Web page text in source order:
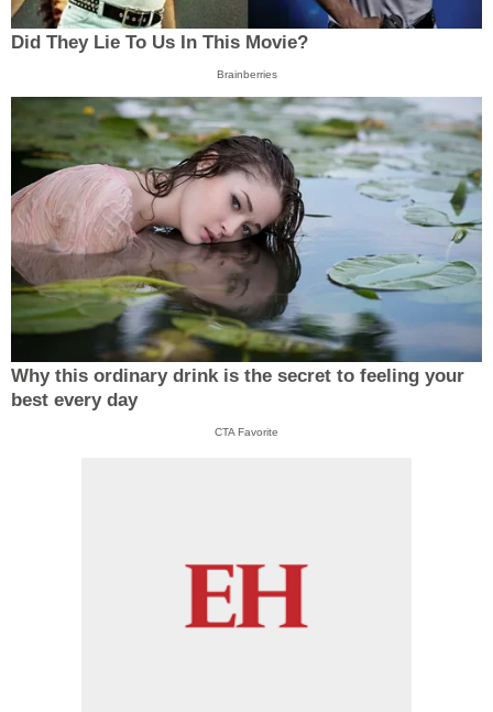
Did They Lie To Us In This Movie?
Brainberries
Why this ordinary drink is the secret to feeling your
best every day
CTA Favorite